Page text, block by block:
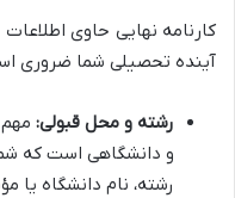
کارنامه نهایی حاوی
آینده تحصیلی شما ضروری
رشته و محل قبولی:
و دانشگاهی است که
رشته، نام دانشگاه یا